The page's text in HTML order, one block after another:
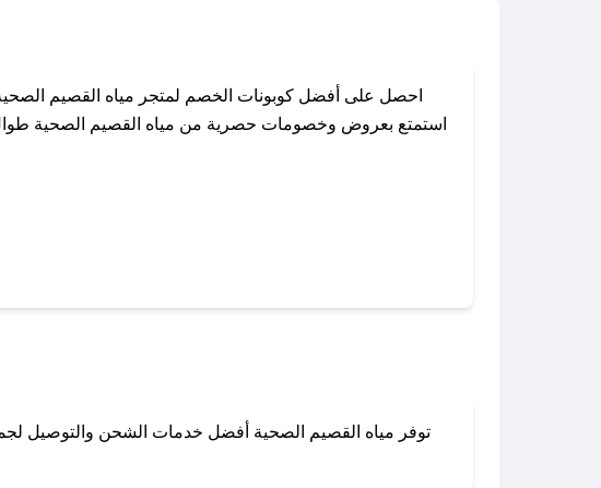
احصل على أفضل كوبونات الخصم لمتجر مياه القصيم
استمتع بعروض وخصومات حصرية من مياه القصيم الصحية طوال
باستخدام تطبيق صحصح، يمكنك العثور بسهولة على كود
لا تقلق! يمكنك التواصل مع فريق
توفر مياه القصيم الصحية أفضل خدمات الشحن والتوصيل